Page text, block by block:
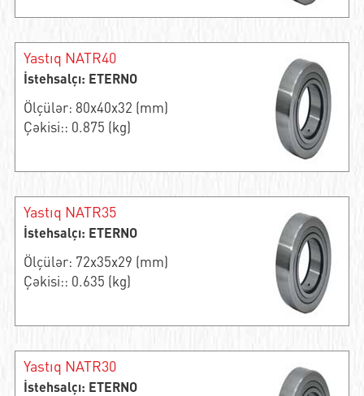
Yastıq NATR40
İstehsalçı: ETERNO
Ölçülər: 80x40x32 (mm)
Çəkisi:: 0.875 (kg)
Yastıq NATR35
İstehsalçı: ETERNO
Ölçülər: 72x35x29 (mm)
Çəkisi:: 0.635 (kg)
Yastıq NATR30
İstehsalçı: ETERNO